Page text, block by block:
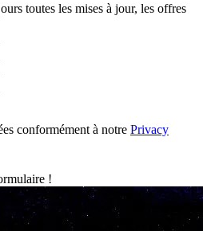
toutes les mises à jour, les offres
conformément à notre Privacy
!